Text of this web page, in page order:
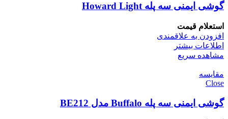
گوشی ایمنی سه پله Howard Light
استعلام قیمت
افزودن به علاقمندی
اطلاعات بیشتر
مشاهده سریع
مقایسه
Close
گوشی ایمنی سه پله Buffalo مدل BE212